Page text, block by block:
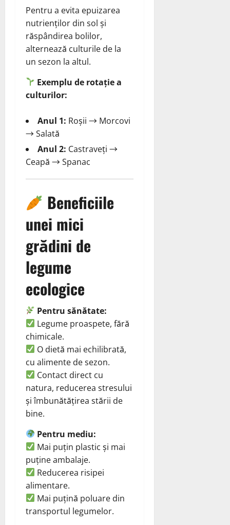
Pentru a evita epuizarea
nutrienților din sol și
răspândirea bolilor,
alternează culturile de la
un sezon la altul.
Exemplu de rotație a
culturilor:
Anul 1: Roșii → Morcovi
→ Salată
Anul 2: Castraveți →
Ceapă → Spanac
Beneficiile
unei mici
grădini de
legume
ecologice
Pentru sănătate:
Legume proaspete, fără
chimicale.
O dietă mai echilibrată,
cu alimente de sezon.
Contact direct cu
natura, reducerea stresului
și îmbunătățirea stării de
bine.
Pentru mediu:
Mai puțin plastic și mai
puține ambalaje.
Reducerea risipei
alimentare.
Mai puțină poluare din
transportul legumelor.